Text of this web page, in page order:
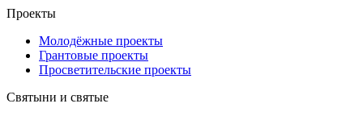
Проекты
Молодёжные проекты
Грантовые проекты
Просветительские проекты
Святыни и святые